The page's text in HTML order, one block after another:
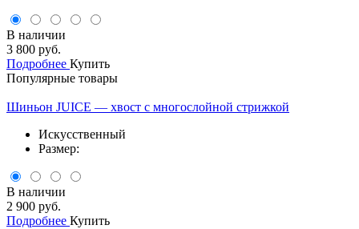
В наличии
3 800 руб.
Подробнее Купить
Популярные товары
Шиньон JUICE — хвост с многослойной стрижкой
Искусственный
Размер:
В наличии
2 900 руб.
Подробнее Купить